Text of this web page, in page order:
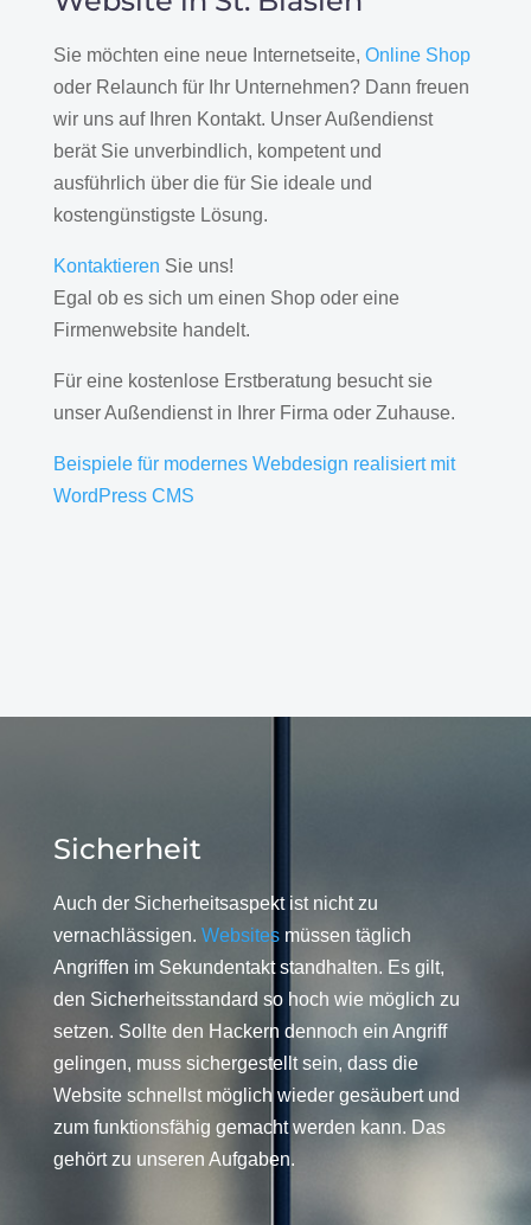
Sie möchten eine neue Internetseite, Online Shop
oder Relaunch für Ihr Unternehmen? Dann freuen
wir uns auf Ihren Kontakt. Unser Außendienst
berät Sie unverbindlich, kompetent und
ausführlich über die für Sie ideale und
kostengünstigste Lösung.
Kontaktieren Sie uns!
Egal ob es sich um einen Shop oder eine
Firmenwebsite handelt.
Für eine kostenlose Erstberatung besucht sie
unser Außendienst in Ihrer Firma oder Zuhause.
Beispiele für modernes Webdesign realisiert mit
WordPress CMS
Sicherheit
Auch der Sicherheitsaspekt ist nicht zu
vernachlässigen. Websitesmüssen täglich
Angriffen im Sekundentakt standhalten. Es gilt,
den Sicherheitsstandard so hoch wie möglich zu
setzen. Sollte den Hackern dennoch ein Angriff
gelingen, muss sichergestellt sein, dass die
Website schnellst möglich wieder gesäubert und
zum funktionsfähig gemacht werden kann. Das
gehört zu unseren Aufgaben.